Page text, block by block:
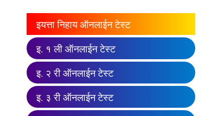
इयत्ता निहाय ऑनलाईन टेस्ट
इ. १ ली ऑनलाईन टेस्ट
इ. २ री ऑनलाईन टेस्ट
इ. ३ री ऑनलाईन टेस्ट